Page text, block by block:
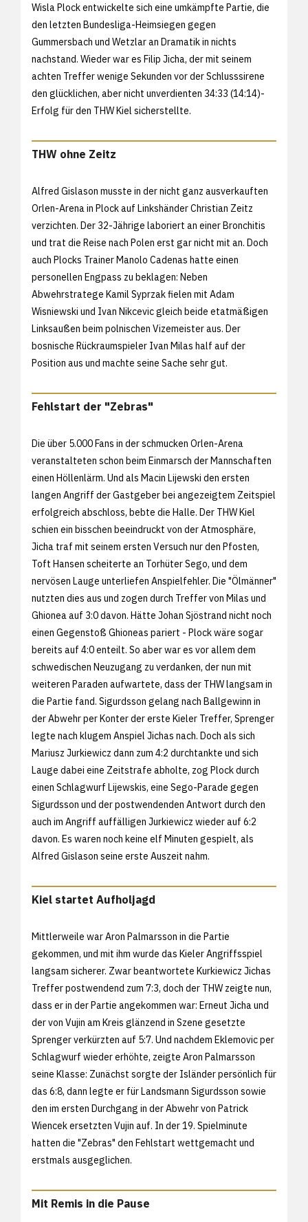
Wisla Plock entwickelte sich eine umkämpfte Partie, die
den letzten Bundesliga-Heimsiegen gegen
Gummersbach und Wetzlar an Dramatik in nichts
nachstand. Wieder war es Filip Jicha, der mit seinem
achten Treffer wenige Sekunden vor der Schlusssirene
den glücklichen, aber nicht unverdienten 34:33 (14:14)-
Erfolg für den THW Kiel sicherstellte.
THW ohne Zeitz
Alfred Gislason musste in der nicht ganz ausverkauften
Orlen-Arena in Plock auf Linkshänder Christian Zeitz
verzichten. Der 32-Jährige laboriert an einer Bronchitis
und trat die Reise nach Polen erst gar nicht mit an. Doch
auch Plocks Trainer Manolo Cadenas hatte einen
personellen Engpass zu beklagen: Neben
Abwehrstratege Kamil Syprzak fielen mit Adam
Wisniewski und Ivan Nikcevic gleich beide etatmäßigen
Linksaußen beim polnischen Vizemeister aus. Der
bosnische Rückraumspieler Ivan Milas half auf der
Position aus und machte seine Sache sehr gut.
Fehlstart der "Zebras"
Die über 5.000 Fans in der schmucken Orlen-Arena
veranstalteten schon beim Einmarsch der Mannschaften
einen Höllenlärm. Und als Macin Lijewski den ersten
langen Angriff der Gastgeber bei angezeigtem Zeitspiel
erfolgreich abschloss, bebte die Halle. Der THW Kiel
schien ein bisschen beeindruckt von der Atmosphäre,
Jicha traf mit seinem ersten Versuch nur den Pfosten,
Toft Hansen scheiterte an Torhüter Sego, und dem
nervösen Lauge unterliefen Anspielfehler. Die "Ölmänner"
nutzten dies aus und zogen durch Treffer von Milas und
Ghionea auf 3:0 davon. Hätte Johan Sjöstrand nicht noch
einen Gegenstoß Ghioneas pariert - Plock wäre sogar
bereits auf 4:0 enteilt. So aber war es vor allem dem
schwedischen Neuzugang zu verdanken, der nun mit
weiteren Paraden aufwartete, dass der THW langsam in
die Partie fand. Sigurdsson gelang nach Ballgewinn in
der Abwehr per Konter der erste Kieler Treffer, Sprenger
legte nach klugem Anspiel Jichas nach. Doch als sich
Mariusz Jurkiewicz dann zum 4:2 durchtankte und sich
Lauge dabei eine Zeitstrafe abholte, zog Plock durch
einen Schlagwurf Lijewskis, eine Sego-Parade gegen
Sigurdsson und der postwendenden Antwort durch den
auch im Angriff auffälligen Jurkiewicz wieder auf 6:2
davon. Es waren noch keine elf Minuten gespielt, als
Alfred Gislason seine erste Auszeit nahm.
Kiel startet Aufholjagd
Mittlerweile war Aron Palmarsson in die Partie
gekommen, und mit ihm wurde das Kieler Angriffsspiel
langsam sicherer. Zwar beantwortete Kurkiewicz Jichas
Treffer postwendend zum 7:3, doch der THW zeigte nun,
dass er in der Partie angekommen war: Erneut Jicha und
der von Vujin am Kreis glänzend in Szene gesetzte
Sprenger verkürzten auf 5:7. Und nachdem Eklemovic per
Schlagwurf wieder erhöhte, zeigte Aron Palmarsson
seine Klasse: Zunächst sorgte der Isländer persönlich für
das 6:8, dann legte er für Landsmann Sigurdsson sowie
den im ersten Durchgang in der Abwehr von Patrick
Wiencek ersetzten Vujin auf. In der 19. Spielminute
hatten die "Zebras" den Fehlstart wettgemacht und
erstmals ausgeglichen.
Mit Remis in die Pause